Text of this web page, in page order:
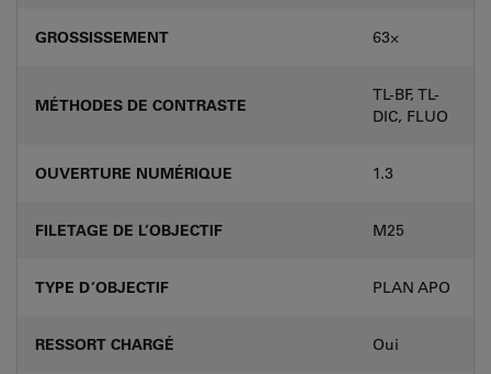
GROSSISSEMENT 63⨉
MÉTHODES DE CONTRASTE
TL-BF, TL-
DIC, FLUO
OUVERTURE NUMÉRIQUE 1.3
FILETAGE DE L’OBJECTIF M25
TYPE D’OBJECTIF PLAN APO
RESSORT CHARGÉ Oui